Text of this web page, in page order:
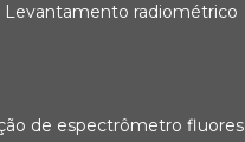
levantamento radiométrico
de espectrômetro